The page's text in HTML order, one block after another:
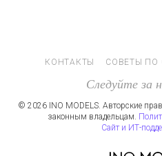
КОНТАКТЫ СОВЕТЫ ПО
Следуйте за
© 2026 INO MODELS. Авторские
законным владельцам.
Сайт и ИТ-